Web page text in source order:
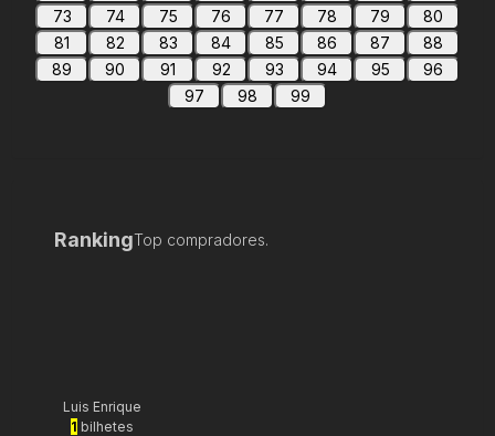
73
74 75 76 77 78 79
80
81
82 83 84 85 86 87
88
89
90 91 92 93 94 95
96
97
98 99
RankingTop compradores.
Luis Enrique
1 bilhetes